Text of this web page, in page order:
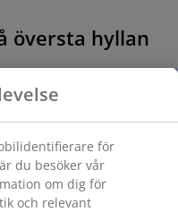
översta hyllan
för
du besöker vår
om dig för
och relevant